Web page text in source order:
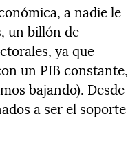
a nadie le
un billón de
ya que
un PIB constante,
bajando). Desde
a ser el soporte